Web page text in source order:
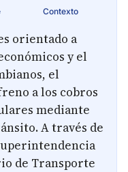
Contexto
orientado a
y el
el
a los cobros
mediante
A través de
de Transporte